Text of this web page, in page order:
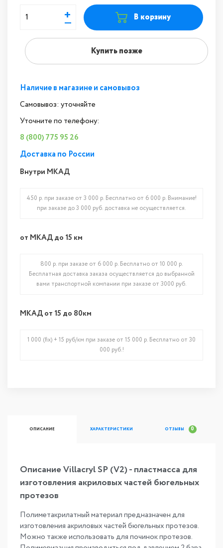
+
— В корзину
Купить позже
Наличие в магазине и самовывоз
Самовывоз: уточняйте
Уточните по телефону:
8 (800) 775 95 26
Доставка по России
Внутри МКАД
450 р. при заказе от 3 000 р. Бесплатно от 6 000 р. Внимание!
при заказе до 3 000 руб. доставка не осуществляется.
от МКАД до 15 км
800 р. при заказе от 6 000 р. Бесплатно от 10 000 р.
Бесплатная доставка заказа осуществляется до выбранной
вами транспортной компании при заказе от 3000 руб.
МКАД от 15 до 80км
1 000 (fix) + 15 руб/км при заказе от 15 000 р. Бесплатно от 30
000 руб.!
ОПИСАНИЕ ХАРАКТЕРИСТИКИ ОТЗЫВЫ 0
Описание Villacryl SP (V2) - пластмасса для
изготовления акриловых частей бюгельных
протезов
Полиметакрилатный материал предназначен для
изготовления акриловых частей бюгельных протезов.
Можно также использовать для починок протезов.